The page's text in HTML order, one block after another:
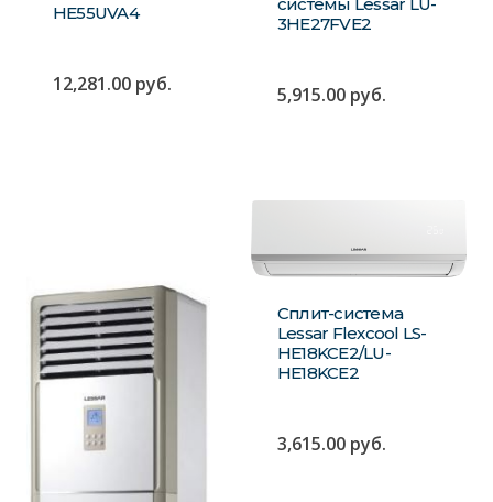
HE55UVA4
12,281.00 руб.
3HE27FVE2
5,915.00 руб.
Сплит-система
Lessar Flexcool LS-
HE18KCE2/LU-
HE18KCE2
3,615.00 руб.